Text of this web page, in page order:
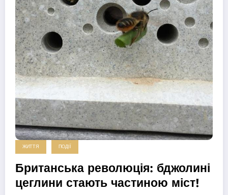
ЖИТТЯ ПОДІЇ
Британська революція: бджолині
цеглини стають частиною міст!